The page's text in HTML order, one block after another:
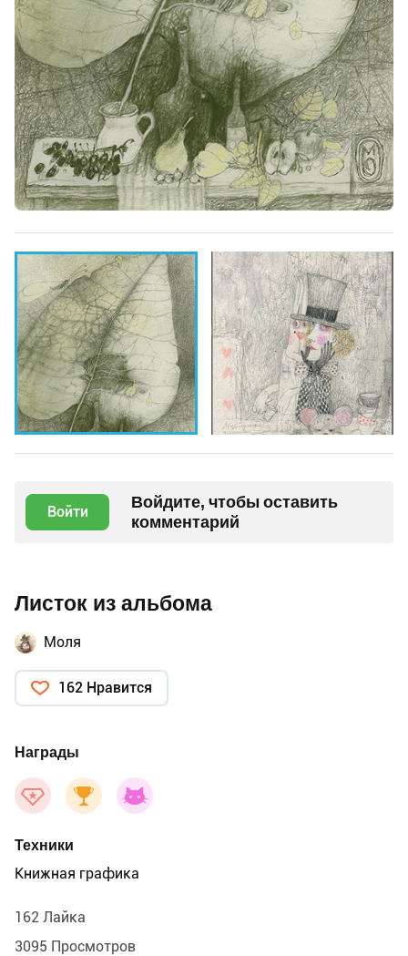
Войти
Войдите, чтобы оставить
комментарий
Листок из альбома
Моля
162 Нравится
Награды
Техники
Книжная графика
162 Лайка
3095 Просмотров